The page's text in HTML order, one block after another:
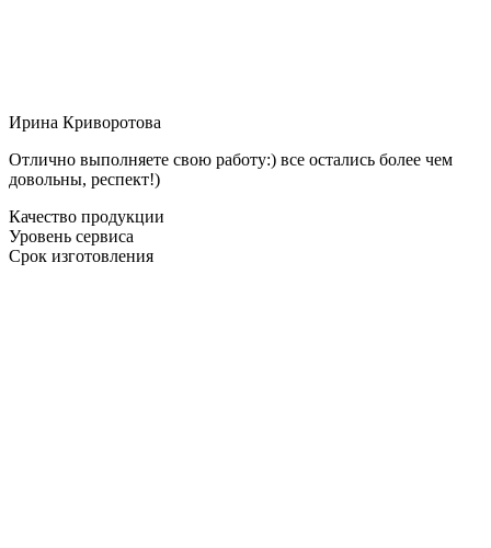
Ирина Криворотова
Отлично выполняете свою работу:) все остались более чем
довольны, респект!)
Качество продукции
Уровень сервиса
Срок изготовления